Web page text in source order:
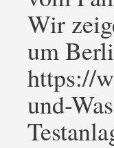
Wir
um
https://
und-